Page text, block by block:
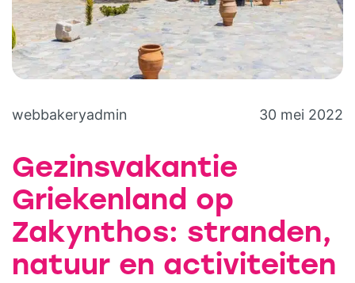
webbakeryadmin 30 mei 2022
Gezinsvakantie
Griekenland op
Zakynthos: stranden,
natuur en activiteiten